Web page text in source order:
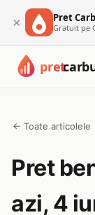
× Pret
Gratuit pe
← Toate articolele
Pret
azi, 4